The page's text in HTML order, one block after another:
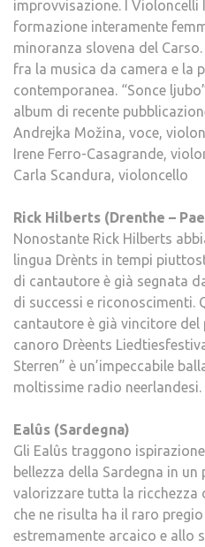
improvvisazione. I Violoncelli
formazione interamente
minoranza slovena del
fra la musica da camera e la
contemporanea. “Sonce
album di recente
Andrejka Možina, voce,
Irene Ferro-Casagrande,
Carla Scandura, violoncello
Rick Hilberts (Drenthe –
Nonostante Rick Hilberts
lingua Drènts in tempi
di cantautore è già segnata
di successi e riconoscimenti.
cantautore è già vincitore
canoro Drèents
Sterren” è un’impeccabile
moltissime radio neerlandesi.
Ealûs (Sardegna)
Gli Ealûs traggono
bellezza della Sardegna in
valorizzare tutta la ricchezza
che ne risulta ha il raro
estremamente arcaico e allo